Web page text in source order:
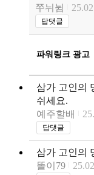
쭈뉘뉨
답댓글
파워링크 광고
삼가 고인의
쉬세요.
예주할배
답댓글
삼가 고인의
똘이79